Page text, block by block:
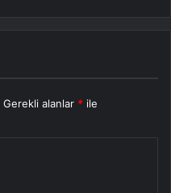
Gerekli alanlar * ile